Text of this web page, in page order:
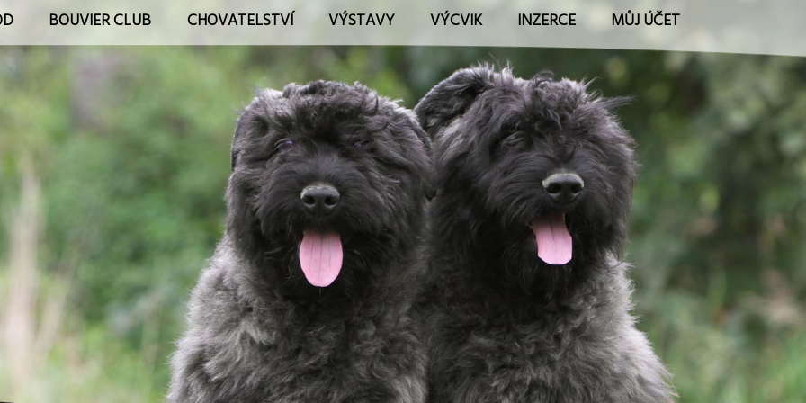
BOUVIER CLUB CHOVATELSTVÍ VÝSTAVY VÝCVIK INZERCE MŮJ ÚČET